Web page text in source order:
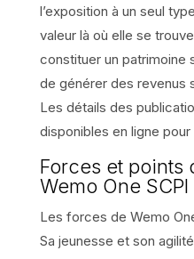
l’exposition à un seul
valeur là où elle se
constituer un patrimoine
de générer des revenus
Les détails des
disponibles en ligne
Forces et
Wemo One SCPI
Les forces de Wemo
Sa jeunesse et son